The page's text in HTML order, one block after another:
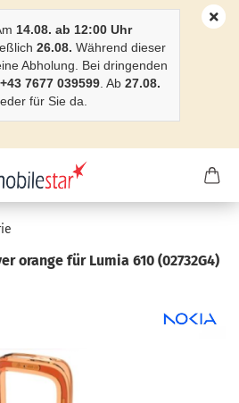
14.08. ab 12:00 Uhr
26.08. Während dieser
Abholung. Bei dringenden
+43 7677 039599 . Ab 27.08.
für Sie da.
oran­ge für Lumia 610 (02732G4)